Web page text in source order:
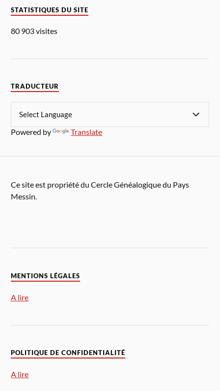
STATISTIQUES DU SITE
80 903 visites
TRADUCTEUR
Powered by Translate
Ce site est propriété du Cercle Généalogique du Pays
Messin.
MENTIONS LÉGALES
A lire
POLITIQUE DE CONFIDENTIALITÉ
A lire